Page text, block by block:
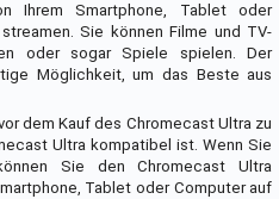
Ihrem Smartphone, Tablet oder
Sie können Filme und TV-
oder sogar Spiele spielen. Der
Möglichkeit, um das Beste aus
dem Kauf des Chromecast Ultra zu
Ultra kompatibel ist. Wenn Sie
Sie den Chromecast Ultra
Tablet oder Computer auf